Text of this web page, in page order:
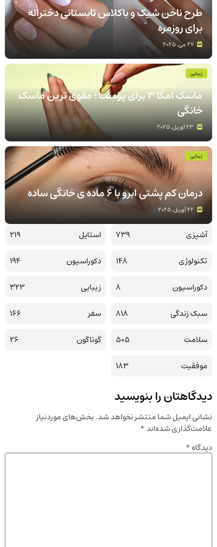
طرح ناخن شیک و باکلاس تابستانی دخترانه
برای روزمره
ماسک امگا 3 برای پوست ؛ مقوی ترین ماسک
خانگی
23 آوریل, 2025
زیبایی
درمان کم پشتی ابرو با 6 ماده ی خانگی ساده
زیبایی
آشپزی 739 استایل
219
تکنولوژی
148 دکوراسیون
194
دکوراسیون
8 زیبایی
323
سبک زندگی
818 سفر
166
سلامت
505 گوناگون
26
موفقیت
183
دیدگاهتان را بنویسید
نشانی ایمیل شما منتشر نخواهد شد.بخش‌های موردنیاز
علامت‌گذاری شده‌اند*
دیدگاه*